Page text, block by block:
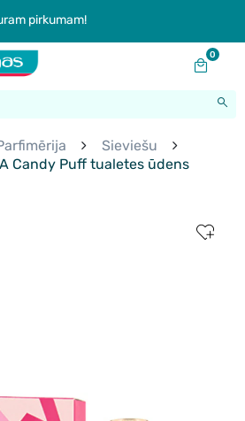
pirkumam!
0
Sieviešu
Candy Puff tualetes ūdens